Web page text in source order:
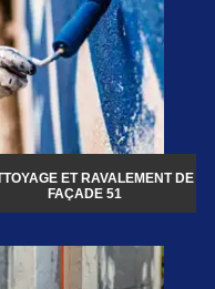
ET RAVALEMENT DE
FAÇADE 51